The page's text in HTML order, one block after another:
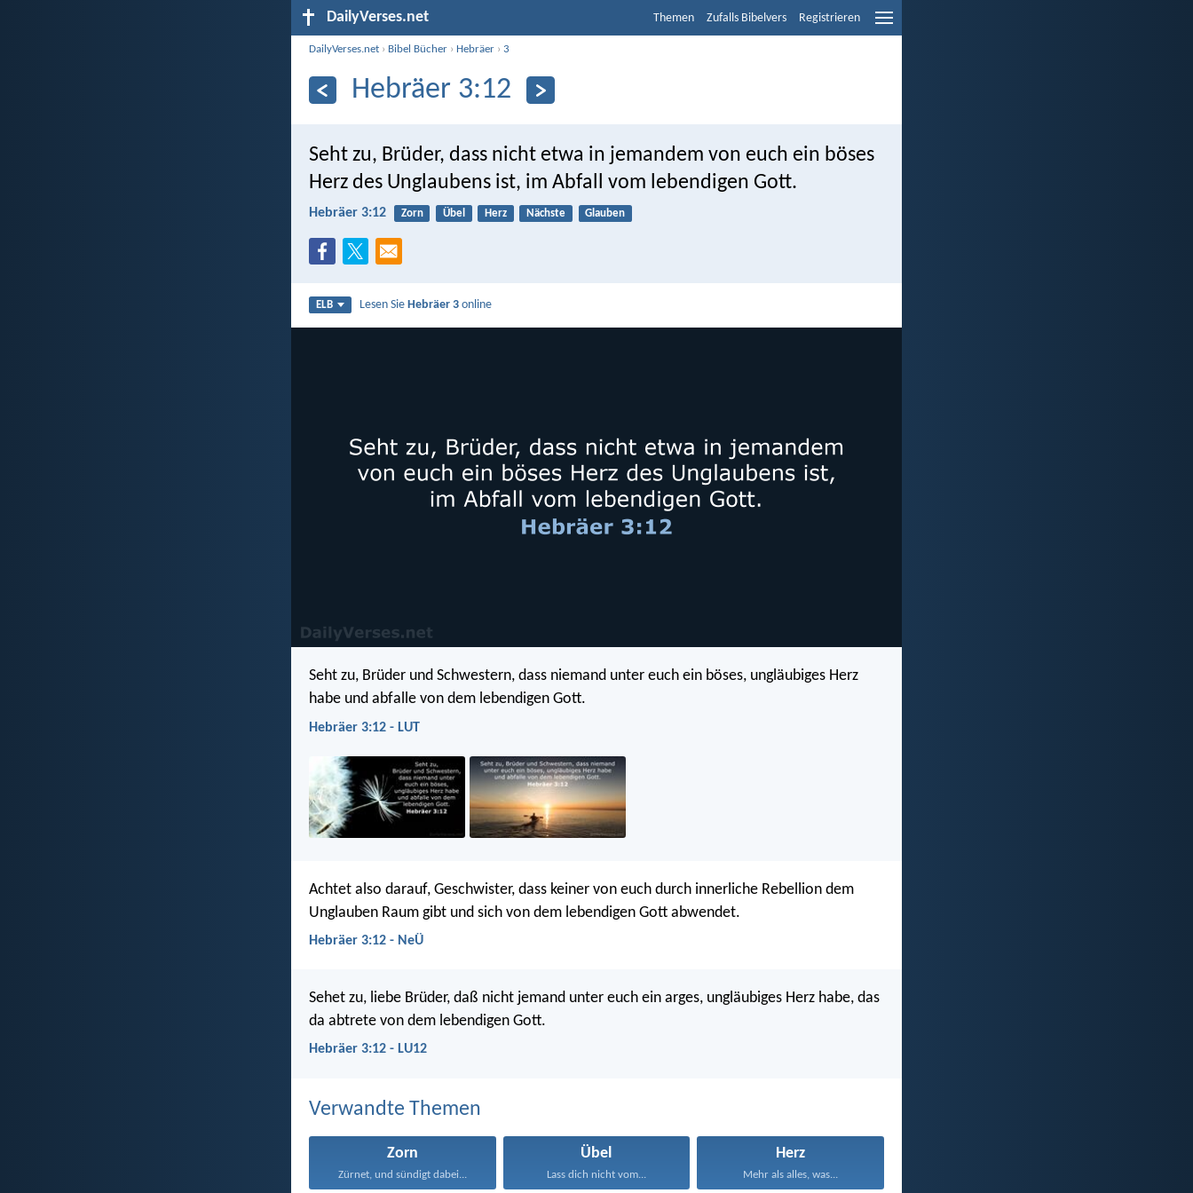
DailyVerses.net Themen Zufalls Bibelvers Registrieren
DailyVerses.net › Bibel Bücher › Hebräer ›3
Hebräer 3:12
Seht zu, Brüder, dass nicht etwa in jemandem von euch ein böses
Herz des Unglaubens ist, im Abfall vom lebendigen Gott.
Hebräer 3:12 Zorn Übel Herz Nächste Glauben
ELB Lesen SieHebräer 3 online
Seht zu, Brüder und Schwestern, dass niemand unter euch ein böses, ungläubiges Herz
habe und abfalle von dem lebendigen Gott.
Hebräer 3:12 - LUT
Achtet also darauf, Geschwister, dass keiner von euch durch innerliche Rebellion dem
Unglauben Raum gibt und sich von dem lebendigen Gott abwendet.
Hebräer 3:12 - NeÜ
Sehet zu, liebe Brüder, daß nicht jemand unter euch ein arges, ungläubiges Herz habe, das
da abtrete von dem lebendigen Gott.
Hebräer 3:12 - LU12
Verwandte Themen
Zorn
Zürnet, und sündigt dabei...
Übel
Lass dich nicht vom...
Herz
Mehr als alles, was...